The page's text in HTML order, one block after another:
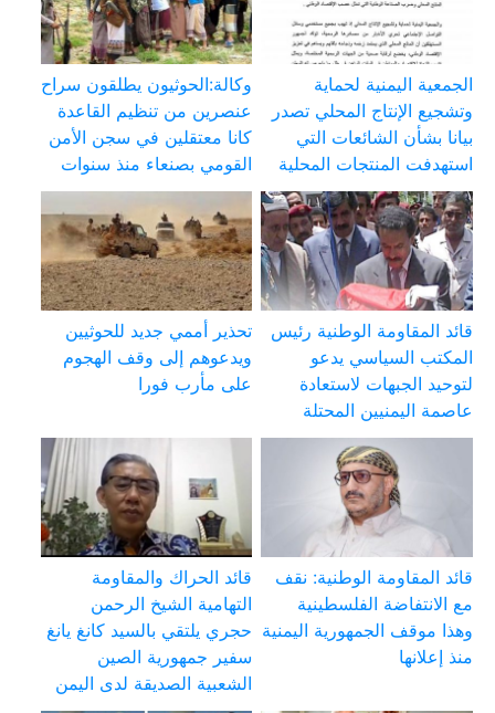
الجمعية اليمنية لحماية
وتشجيع الإنتاج المحلي تصدر
بيانا بشأن الشائعات التي
استهدفت المنتجات المحلية
وكالة:الحوثيون يطلقون سراح
عنصرين من تنظيم القاعدة
كانا معتقلين في سجن الأمن
القومي بصنعاء منذ سنوات
قائد المقاومة الوطنية رئيس
المكتب السياسي يدعو
لتوحيد الجبهات لاستعادة
عاصمة اليمنيين المحتلة
تحذير أممي جديد للحوثيين
ويدعوهم إلى وقف الهجوم
على مأرب فورا
قائد المقاومة الوطنية: نقف
مع الانتفاضة الفلسطينية
وهذا موقف الجمهورية اليمنية
منذ إعلانها
قائد الحراك والمقاومة
التهامية الشيخ الرحمن
حجري يلتقي بالسيد كانغ يانغ
سفير جمهورية الصين
الشعبية الصديقة لدى اليمن